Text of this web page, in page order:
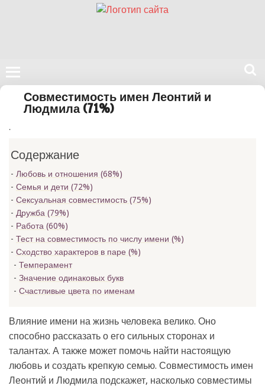
Поиск
сайте
Совместимость имен Леонтий и
Людмила (71%)
.
Содержание
Любовь и отношения (68%)
Семья и дети (72%)
Сексуальная совместимость (75%)
Дружба (79%)
Работа (60%)
Тест на совместимость по числу имени (%)
Сходство характеров в паре (%)
Темперамент
Значение одинаковых букв
Счастливые цвета по именам
Влияние имени на жизнь человека велико. Оно
способно рассказать о его сильных сторонах и
талантах. А также может помочь найти настоящую
любовь и создать крепкую семью. Совместимость имен
Леонтий и Людмила подскажет, насколько совместимы